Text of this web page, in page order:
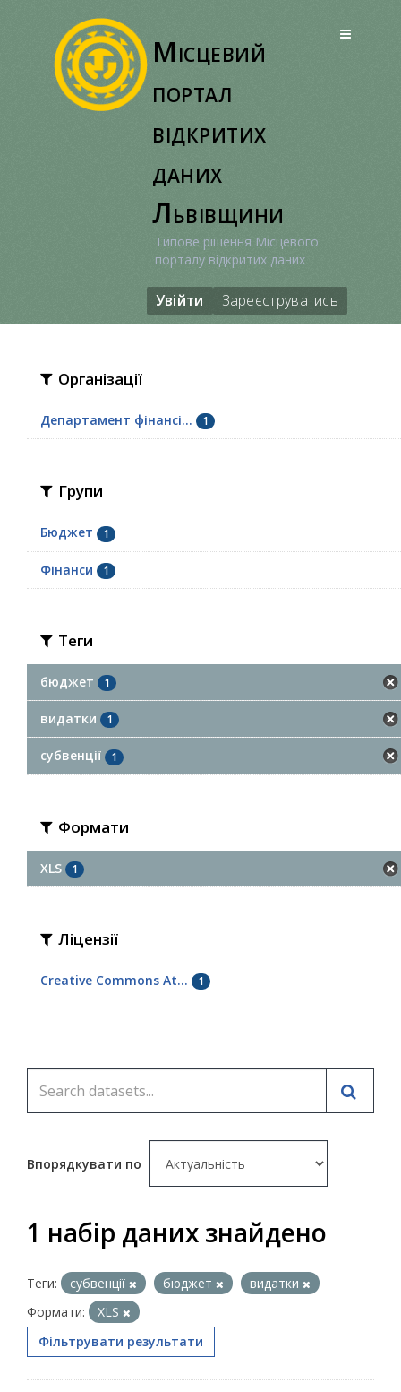
Місцевий
портал
відкритих
даних
Львівщини
Типове рішення Місцевого
порталу відкритих даних
Увійти Зареєструватись
Організації
Департамент фінансі... 1
Групи
Бюджет 1
Фінанси 1
Теги
бюджет 1
видатки 1
субвенції 1
Формати
XLS 1
Ліцензії
Creative Commons At... 1
Впорядкувати по
1 набір даних знайдено
Теги: субвенції бюджет
видатки
Формати:
XLS
Фільтрувати результати